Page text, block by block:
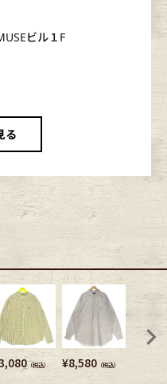
ビル１F
る
（税込） ¥8,580 （税込）